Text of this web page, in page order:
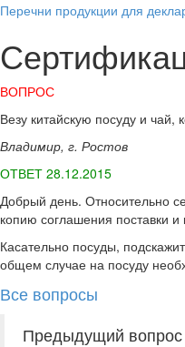
Перечни продукции для
ВОПРОС
Везу китайскую посуду и
Владимир, г. Ростов
ОТВЕТ 28.12.2015
Добрый день. Относительно
копию соглашения поставки
Касательно посуды,
общем случае на посуду
Все вопросы
Предыдущий вопрос